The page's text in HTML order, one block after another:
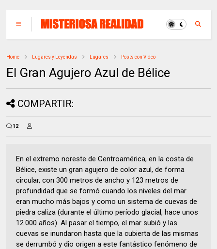
Home Lugares y Leyendas Lugares Posts con Video
El Gran Agujero Azul de Bélice
COMPARTIR:
12
En el extremo noreste de Centroamérica, en la costa de
Bélice, existe un gran agujero de color azul, de forma
circular, con 300 metros de ancho y 123 metros de
profundidad que se formó cuando los niveles del mar
eran mucho más bajos y como un sistema de cuevas de
piedra caliza (durante el último período glacial, hace unos
12.000 años). Al pasar el tiempo, el mar subió y las
cuevas se inundaron hasta que la cubierta de las mismas
se derrumbó y dio origen a este fantástico fenómeno de